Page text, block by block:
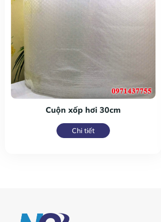
Cuộn xốp hơi 30cm
Chi tiết